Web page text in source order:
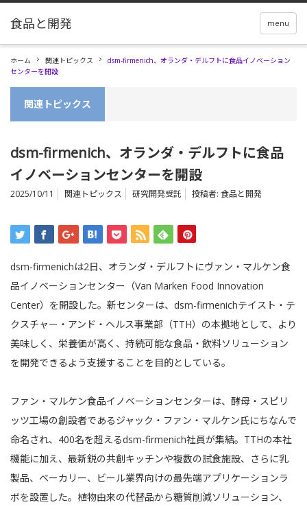
menu
ホーム 関連トピックス
dsm-firmenich、オランダ・デルフトに食品イノベーション
センターを開設
関連トピックス
dsm-firmenich、オランダ・デルフトに食品
イノベーションセンターを開設
2025/10/11 関連トピックス 研究開発受託 投稿者: 食品と開発
dsm-firmenichは2日、オランダ・デルフトにヴァン・マルケン食
品イノベーションセンター（Van Marken Food Innovation
Center）を開設した。新センターは、dsm-firmenichテイスト・テ
クスチャー・アンド・ヘルス事業部（TTH）の本拠地として、より
美味しく、栄養価が高く、持続可能な食品・飲料ソリューション
を開発できるよう支援することを目的としている。
ファン・マルケン食品イノベーションセンターは、酵母・スピリ
ッツ工場の創設者であるジャック・ファン・マルケン氏にちなんで
命名され、400名を超えるdsm-firmenich社員が集結。TTHの本社
機能に加え、最新鋭の共創キッチンや複数の試食施設、さらに乳
製品、ベーカリー、ビール業界向けの最先端アプリケーションラ
ボを設置した。植物由来の代替品から糖質削減ソリューション、